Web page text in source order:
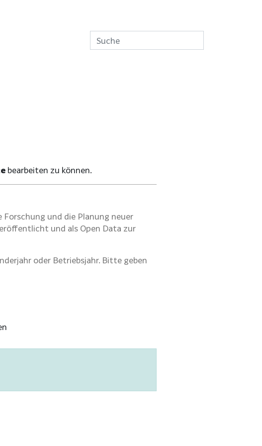
bearbeiten zu können.
und die Planung neuer
und als Open Data zur
oder Betriebsjahr. Bitte geben